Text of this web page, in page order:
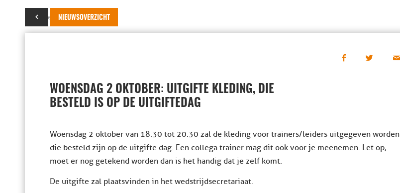
NIEUWSOVERZICHT
26 september 2019
WOENSDAG 2 OKTOBER: UITGIFTE KLEDING, DIE
BESTELD IS OP DE UITGIFTEDAG
Woensdag 2 oktober van 18.30 tot 20.30 zal de kleding voor trainers/leiders uitgegeven worden
die besteld zijn op de uitgifte dag. Een collega trainer mag dit ook voor je meenemen. Let op,
moet er nog getekend worden dan is het handig dat je zelf komt.
De uitgifte zal plaatsvinden in het wedstrijdsecretariaat.